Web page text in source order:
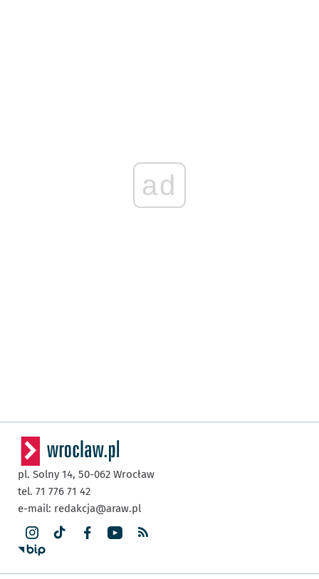
ad
pl. Solny 14, 50-062 Wrocław
tel. 71 776 71 42
e-mail: redakcja@araw.pl